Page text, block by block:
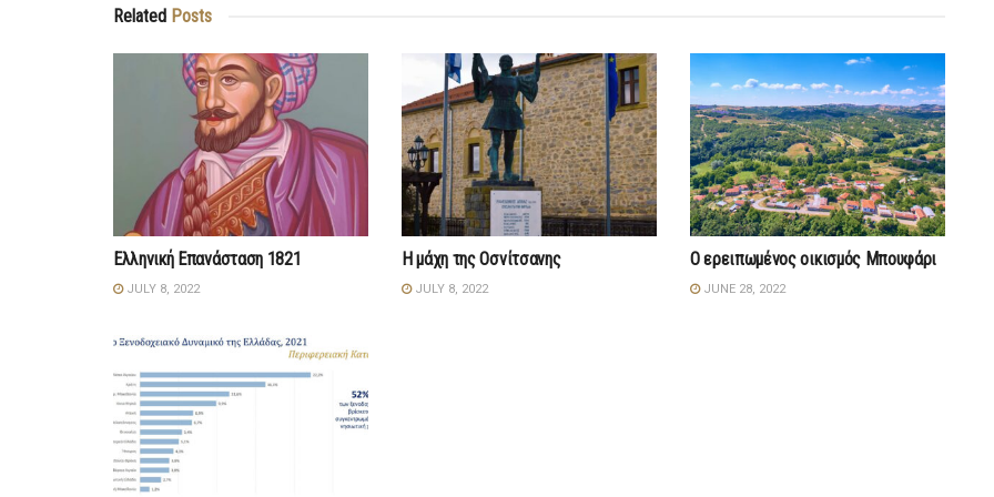
Related Posts
Ελληνική Επανάσταση 1821
JULY 8, 2022
Η μάχη της Οσνίτσανης
JULY 8, 2022
Ο ερειπωμένος οικισμός Μπουφάρι
JUNE 28, 2022